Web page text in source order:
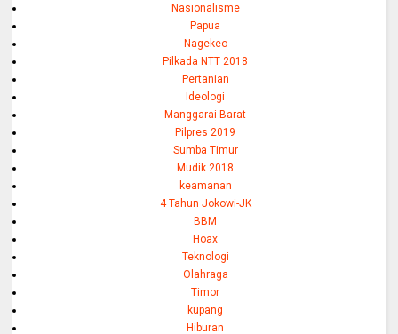
Nasionalisme
Papua
Nagekeo
Pilkada NTT 2018
Pertanian
Ideologi
Manggarai Barat
Pilpres 2019
Sumba Timur
Mudik 2018
keamanan
4 Tahun Jokowi-JK
BBM
Hoax
Teknologi
Olahraga
Timor
kupang
Hiburan